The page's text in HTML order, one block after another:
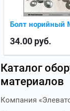
Болт норийный
34.00 руб.
Каталог
материалов
Компания